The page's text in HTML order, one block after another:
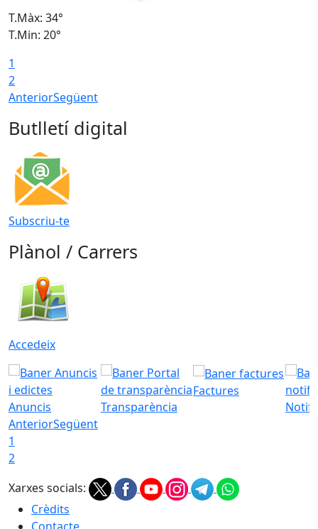
T.Màx: 34°
T.Min: 20°
1
2
AnteriorSegüent
Butlletí digital
Subscriu-te
Plànol / Carrers
Accedeix
Anuncis Transparència
Factures
AnteriorSegüent
1
2
Xarxes socials:
Crèdits